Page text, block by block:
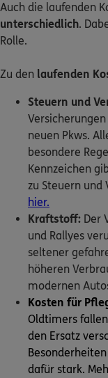
Auch die laufenden
unterschiedlich.
Rolle.
Zu den laufenden
Steuern und
neuen Pkws.
besondere
Kennzeichen
zu Steuern und
hier.
Kraftstoff: Der
und Rallyes
seltener
höheren
modernen
Kosten für
Oldtimers
den Ersatz
dafür stark.